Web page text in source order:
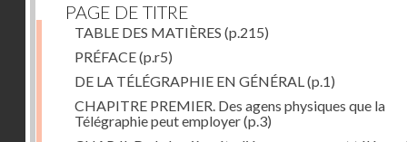
PAGE DE TITRE
TABLE DES MATIÈRES (p.215)
PRÉFACE(p.r5)
DE LA TÉLÉGRAPHIE EN GÉNÉRAL (p.1)
CHAPITRE PREMIER. Des agens physiques que la
Télégraphie peut employer(p.3)